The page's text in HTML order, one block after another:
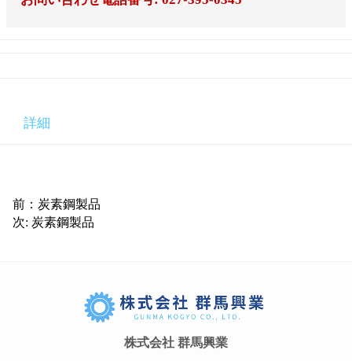
詳細
前：炭素鋼製品
次: 炭素鋼製品
株式会社 群馬興業